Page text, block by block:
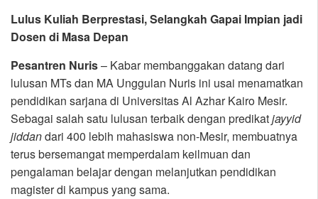
Lulus Kuliah Berprestasi, Selangkah Gapai Impian jadi
Dosen di Masa Depan
Pesantren Nuris– Kabar membanggakan datang dari
lulusan MTs dan MA Unggulan Nuris ini usai menamatkan
pendidikan sarjana di Universitas Al Azhar Kairo Mesir.
Sebagai salah satu lulusan terbaik dengan predikatjayyid
jiddandari 400 lebih mahasiswa non-Mesir, membuatnya
terus bersemangat memperdalam keilmuan dan
pengalaman belajar dengan melanjutkan pendidikan
magister di kampus yang sama.